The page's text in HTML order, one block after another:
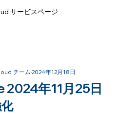
サービスページ
年11月25日
チーム2024年12月18日